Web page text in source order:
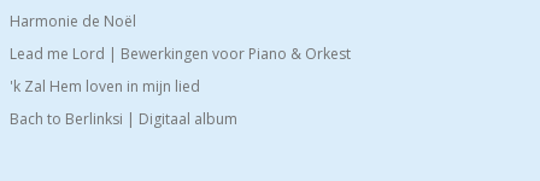
Harmonie de Noël
Lead me Lord | Bewerkingen voor Piano & Orkest
'k Zal Hem loven in mijn lied
Bach to Berlinksi | Digitaal album